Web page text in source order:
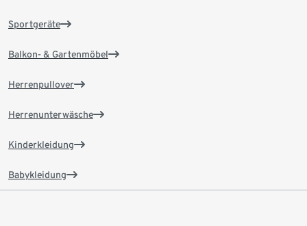
Sportgeräte
Balkon- & Gartenmöbel
Herrenpullover
Herrenunterwäsche
Kinderkleidung
Babykleidung